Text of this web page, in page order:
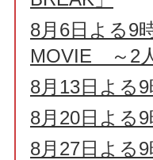
8月6日よる9
MOVIE ～2
8月13日よる9
8月20日よる9
8月27日よる9